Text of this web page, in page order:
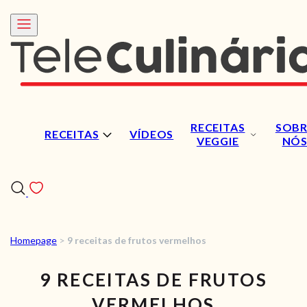
RECEITAS VÍDEOS
RECEITAS
VEGGIE
NÓS
RECEITAS
VÍDEOS
Homepage > 9 receitas de frutos vermelhos
9 RECEITAS DE FRUTOS